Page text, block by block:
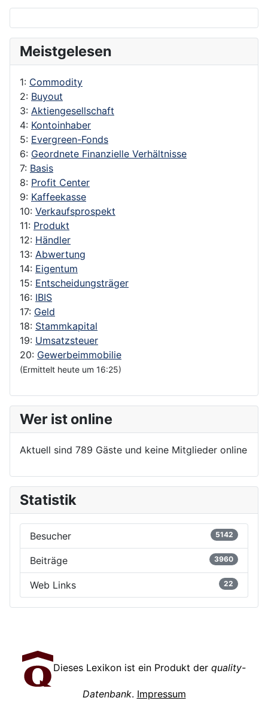
Meistgelesen
1: Commodity
2: Buyout
3: Aktiengesellschaft
4: Kontoinhaber
5: Evergreen-Fonds
6: Geordnete Finanzielle Verhältnisse
7: Basis
8: Profit Center
9: Kaffeekasse
10: Verkaufsprospekt
11: Produkt
12: Händler
13: Abwertung
14: Eigentum
15: Entscheidungsträger
16: IBIS
17: Geld
18: Stammkapital
19: Umsatzsteuer
20: Gewerbeimmobilie
(Ermittelt heute um 16:25)
Wer ist online
Aktuell sind 789 Gäste und keine Mitglieder online
Statistik
Besucher 5142
Beiträge 3960
Web Links 22
Dieses Lexikon ist ein Produkt der quality-
Datenbank. Impressum